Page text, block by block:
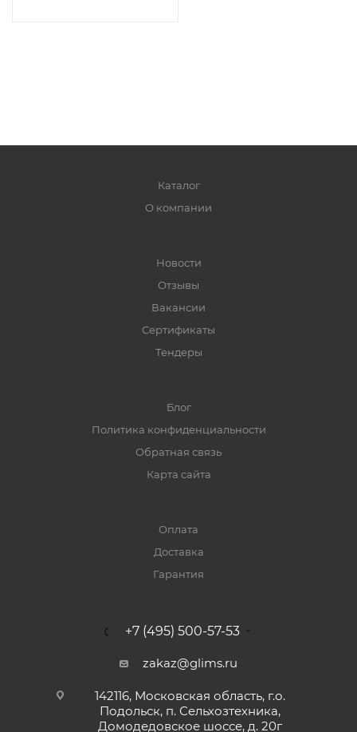
Каталог
О компании
Новости
Отзывы
Вакансии
Сертификаты
Тендеры
Блог
Политика конфиденциальности
Обратная связь
Карта сайта
Оплата
Доставка
Гарантия
+7 (495) 500-57-53
zakaz@glims.ru
142116, Московская область, г.о.
Подольск, п. Сельхозтехника,
Домодедовское шоссе, д. 20г